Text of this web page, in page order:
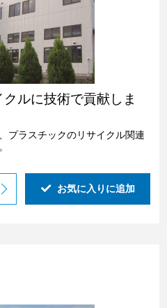
ルに技術で貢献しま
プラスチックのリサイクル関連
お気に入りに追加